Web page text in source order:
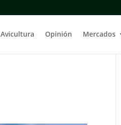
Avicultura Opinión Mercados